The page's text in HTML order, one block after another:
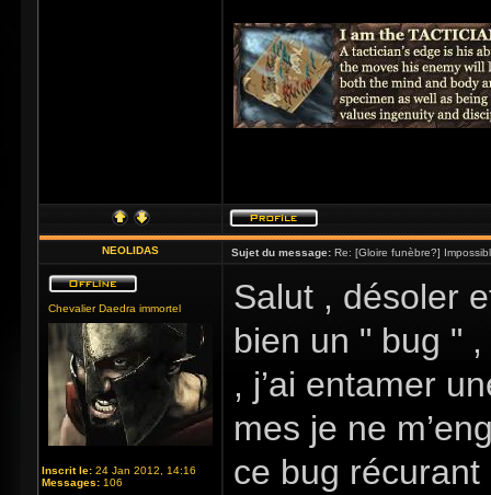
NEOLIDAS Sujet du message: Re: [Gloire funèbre?]
Chevalier Daedra immortel
Inscrit le: 24 Jan 2012, 14:16
Messages: 106
Salut , désoler
bien un " bug " ,
, j’ai entamer
mes je ne
ce bug récurant